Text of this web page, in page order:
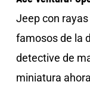
Jeep con
famosos de la
detective de
miniatura